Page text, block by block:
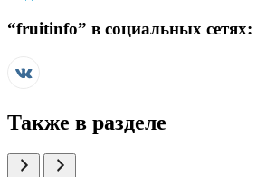
“fruitinfo” в социальных сетях:
Также в разделе